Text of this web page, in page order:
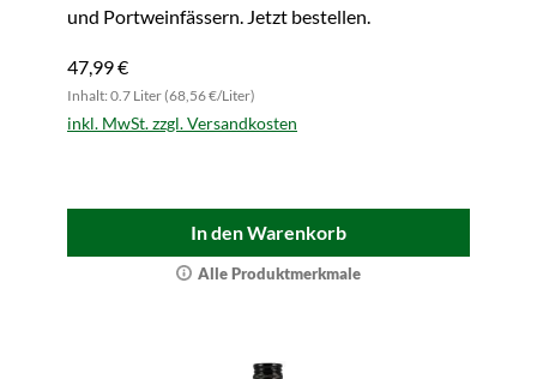
und Portweinfässern. Jetzt bestellen.
47,99 €
Inhalt: 0.7 Liter (68,56 €/Liter)
inkl. MwSt. zzgl. Versandkosten
In den Warenkorb
Alle Produktmerkmale